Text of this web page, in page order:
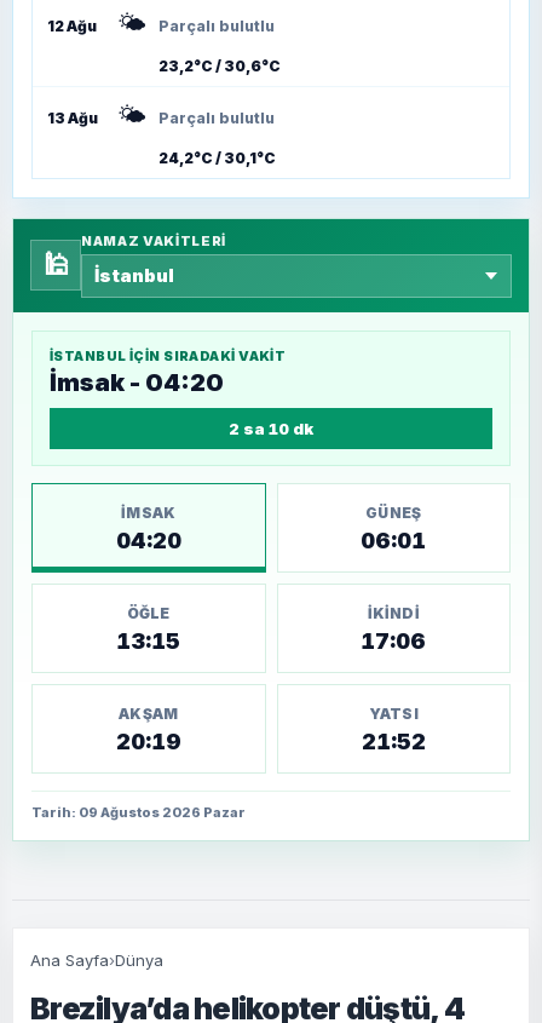
12 Ağu 🌤️ Parçalı bulutlu
23,2°C / 30,6°C
13 Ağu 🌤️ Parçalı bulutlu
24,2°C / 30,1°C
🕌
NAMAZ VAKITLERI
İSTANBUL IÇIN SIRADAKI VAKIT
İmsak - 04:20
2 sa 10 dk
İMSAK
04:20
GÜNEŞ
06:01
ÖĞLE
13:15
İKINDI
17:06
AKŞAM
20:19
YATSI
21:52
Tarih: 09 Ağustos 2026 Pazar
Ana Sayfa›Dünya
Brezilya’da helikopter düştü, 4